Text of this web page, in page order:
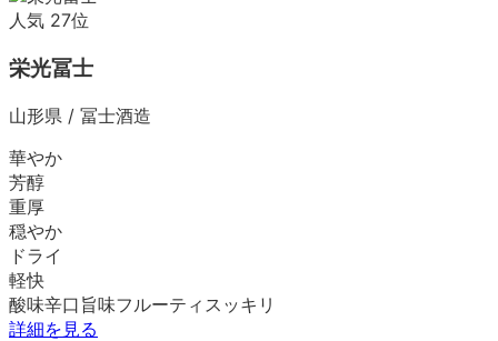
人気 27位
栄光冨士
山形県 / 冨士酒造
華やか
芳醇
重厚
穏やか
ドライ
軽快
酸味辛口 旨味フルーティ スッキリ
詳細を見る